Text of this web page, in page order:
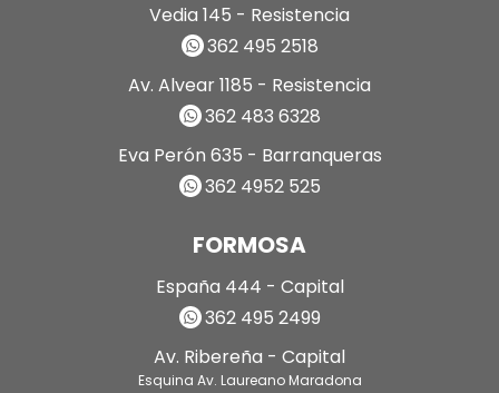
Vedia 145 - Resistencia
362 495 2518
Av. Alvear 1185 - Resistencia
362 483 6328
Eva Perón 635 - Barranqueras
362 4952 525
FORMOSA
España 444 - Capital
362 495 2499
Av. Ribereña - Capital
Esquina Av. Laureano Maradona